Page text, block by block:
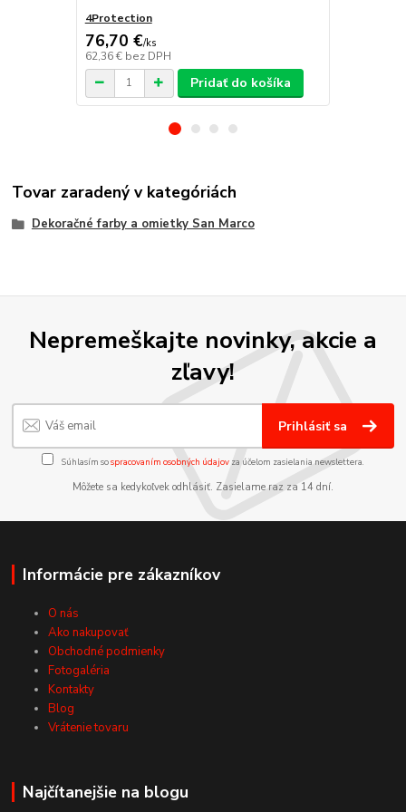
4Protection
76,70 €/ks
62,36 € bez DPH
Pridať do košíka
Tovar zaradený v kategóriách
Dekoračné farby a omietky San Marco
Nepremeškajte novinky, akcie a
zľavy!
Prihlásiť sa
Súhlasím sospracovaním osobných údajov za účelom zasielania newslettera.
Môžete sa kedykoľvek odhlásiť. Zasielame raz za 14 dní.
Informácie pre zákazníkov
O nás
Ako nakupovať
Obchodné podmienky
Fotogaléria
Kontakty
Blog
Vrátenie tovaru
Najčítanejšie na blogu